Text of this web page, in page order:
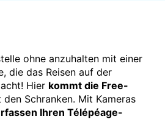
ohne anzuhalten mit einer
die das Reisen auf der
Hier kommt die Free-
den Schranken. Mit Kameras
Ihren Télépéage-